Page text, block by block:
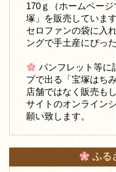
170ｇ（ホームペー
塚」を販売していま
セロファンの袋に入
ングで手土産にぴっ
パンフレット等に
プで出る「宝塚はち
店舗ではなく販売も
サイトのオンライン
願い致します。
ふる